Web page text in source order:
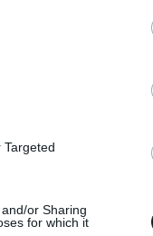
or Sharing
for which it
az
már
azt,